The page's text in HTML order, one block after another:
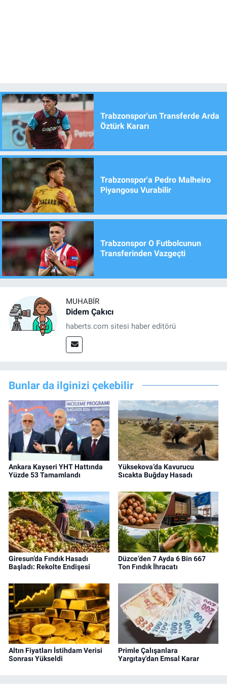
Trabzonspor'un Transferde Arda
Öztürk Kararı
Trabzonspor'a Pedro Malheiro
Piyangosu Vurabilir
Trabzonspor O Futbolcunun
Transferinden Vazgeçti
MUHABIR
Didem Çakıcı
haberts.com sitesi haber editörü
Bunlar da ilginizi çekebilir
Ankara Kayseri YHT Hattında
Yüzde 53 Tamamlandı
Yüksekova’da Kavurucu
Sıcakta Buğday Hasadı
Giresun’da Fındık Hasadı
Başladı: Rekolte Endişesi
Düzce’den 7 Ayda 6 Bin 667
Ton Fındık İhracatı
Altın Fiyatları İstihdam Verisi
Sonrası Yükseldi
Primle Çalışanlara
Yargıtay'dan Emsal Karar